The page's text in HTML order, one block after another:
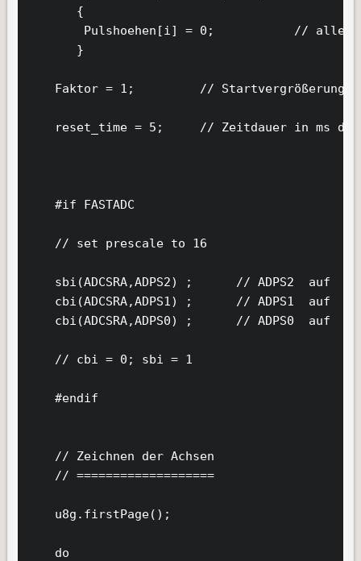
       {
Pulshoehen[i] = 0;           // alle
       }
Faktor = 1;         // Startvergrößerung
reset_time = 5;     // Zeitdauer in ms
    #if FASTADC
    // set prescale to 16
sbi(ADCSRA,ADPS2) ;      // ADPS2  auf  1
cbi(ADCSRA,ADPS1) ;      // ADPS1  auf  0
cbi(ADCSRA,ADPS0) ;      // ADPS0  auf  0
    // cbi = 0; sbi = 1
    #endif
    // Zeichnen der Achsen
    // ===================
    u8g.firstPage();
    do